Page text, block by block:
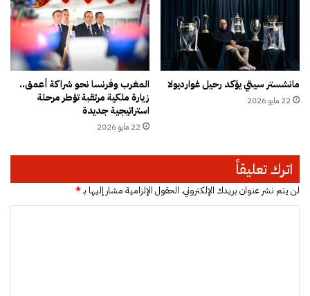
ا
ل
إ
ن
ط
ا
"مانشستر سيتي يؤكد رحيل غوارديولا
22 مايو 2026
المغرب وفرنسا نحو شراكة أعمق..
زيارة ملكية مرتقبة تؤطر مرحلة
استراتيجية جديدة
22 مايو 2026
اترك تعليقاً
لن يتم نشر عنوان بريدك الإلكتروني. الحقول الإلزامية مشار إليها بـ*